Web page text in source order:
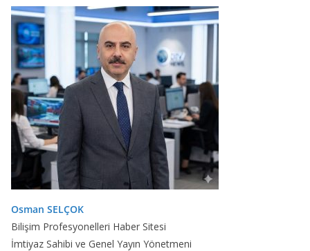
Osman SELÇOK
Bilişim Profesyonelleri Haber Sitesi
İmtiyaz Sahibi ve Genel Yayın Yönetmeni